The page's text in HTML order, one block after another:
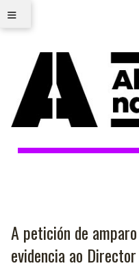
≡
A petición de
evidencia ao